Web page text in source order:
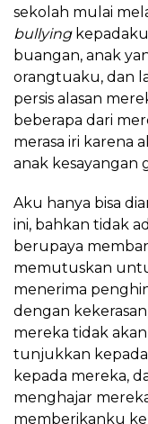
sekolah mulai
bullying
buangan, anak
orangtuaku, dan
persis alasan
beberapa dari
merasa iri karena
anak kesayangan
Aku hanya bisa
ini, bahkan tidak
berupaya
memutuskan
menerima
dengan
mereka tidak
tunjukkan
kepada mereka,
menghajar
memberikanku